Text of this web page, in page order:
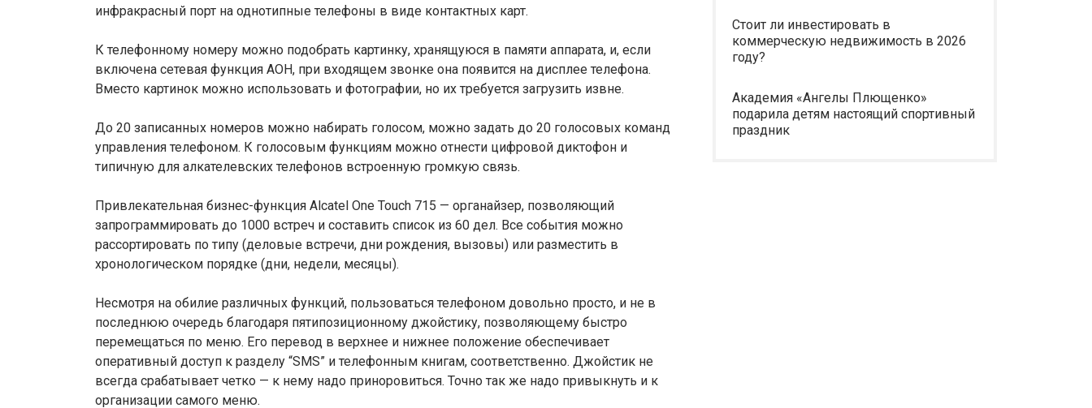
инфракрасный порт на однотипные телефоны в виде контактных карт.
К телефонному номеру можно подобрать картинку, хранящуюся в памяти аппарата, и, если
включена сетевая функция АОН, при входящем звонке она появится на дисплее телефона.
Вместо картинок можно использовать и фотографии, но их требуется загрузить извне.
До 20 записанных номеров можно набирать голосом, можно задать до 20 голосовых команд
управления телефоном. К голосовым функциям можно отнести цифровой диктофон и
типичную для алкателевских телефонов встроенную громкую связь.
Привлекательная бизнес-функция Alcatel One Touch 715 — органайзер, позволяющий
запрограммировать до 1000 встреч и составить список из 60 дел. Все события можно
рассортировать по типу (деловые встречи, дни рождения, вызовы) или разместить в
хронологическом порядке (дни, недели, месяцы).
Несмотря на обилие различных функций, пользоваться телефоном довольно просто, и не в
последнюю очередь благодаря пятипозиционному джойстику, позволяющему быстро
перемещаться по меню. Его перевод в верхнее и нижнее положение обеспечивает
оперативный доступ к разделу “SMS” и телефонным книгам, соответственно. Джойстик не
всегда срабатывает четко — к нему надо приноровиться. Точно так же надо привыкнуть и к
организации самого меню.
Стоит ли инвестировать в
коммерческую недвижимость в 2026
году?
Академия «Ангелы Плющенко»
подарила детям настоящий спортивный
праздник